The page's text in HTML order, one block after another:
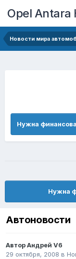
Opel Antara
Новости мира
Нужна
Автоновости
АвторАндрей V6
29 октября, 2008 в
Нужна